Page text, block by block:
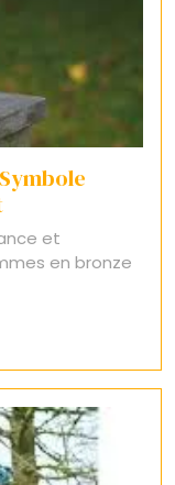
et
en bronze